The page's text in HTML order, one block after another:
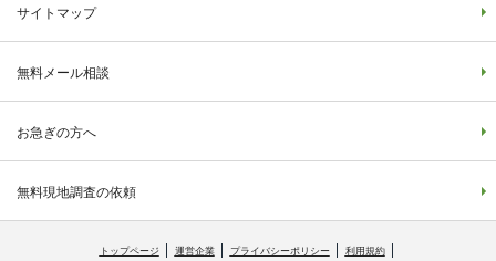
サイトマップ
無料メール相談
お急ぎの方へ
無料現地調査の依頼
トップページ 運営企業 プライバシーポリシー 利用規約